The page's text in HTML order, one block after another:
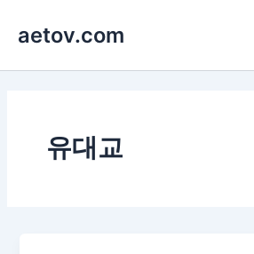
로
aetov.com
유대교